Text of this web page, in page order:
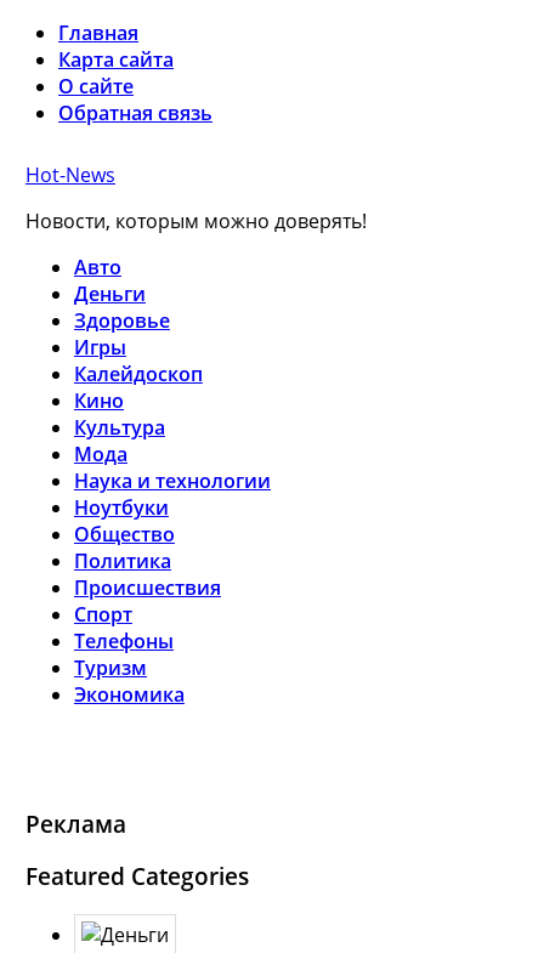
Главная
Карта сайта
О сайте
Обратная связь
Hot-News
Новости, которым можно доверять!
Авто
Деньги
Здоровье
Игры
Калейдоскоп
Кино
Культура
Мода
Наука и технологии
Ноутбуки
Общество
Политика
Происшествия
Спорт
Телефоны
Туризм
Экономика
Реклама
Featured Categories